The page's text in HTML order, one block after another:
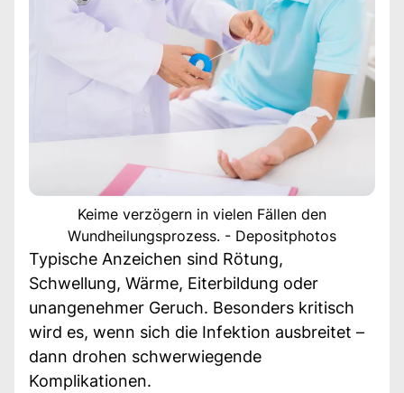
Keime verzögern in vielen Fällen den
Wundheilungsprozess. - Depositphotos
Typische Anzeichen sind Rötung,
Schwellung, Wärme, Eiterbildung oder
unangenehmer Geruch. Besonders kritisch
wird es, wenn sich die Infektion ausbreitet –
dann drohen schwerwiegende
Komplikationen.